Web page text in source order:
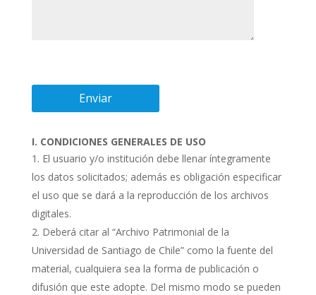
I. CONDICIONES GENERALES DE USO
El usuario y/o institución debe llenar íntegramente
los datos solicitados; además es obligación especificar
el uso que se dará a la reproducción de los archivos
digitales.
Deberá citar al “Archivo Patrimonial de la
Universidad de Santiago de Chile” como la fuente del
material, cualquiera sea la forma de publicación o
difusión que este adopte. Del mismo modo se pueden